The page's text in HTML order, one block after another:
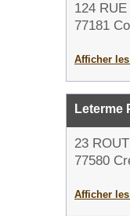
124
77181
Afficher
Leterme
23
77580
Afficher